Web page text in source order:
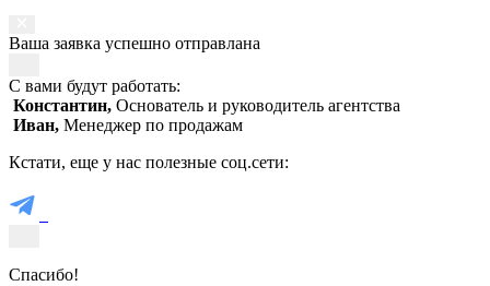
Ваша заявка успешно отправлана
С вами будут работать:
Константин, Основатель и руководитель агентства
Иван, Менеджер по продажам
Кстати, еще у нас полезные соц.сети:
Спасибо!